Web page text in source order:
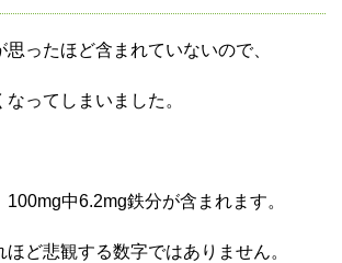
ったほど含まれていないので、
ってしまいました。
100mg中6.2mg鉄分が含まれます。
ど悲観する数字ではありません。